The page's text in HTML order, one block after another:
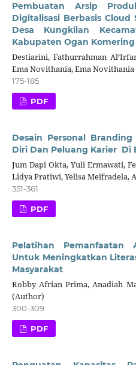
Pembuatan Arsip
Digitalisasi Berbasis Cloud
Desa Kungkilan
Kabupaten Ogan Komering
Destiarini, Fathurrahman
Ema Novithania, Ema
175-185
PDF
Desain Personal
Diri Dan Peluang Karier Di
Jum Dapi Okta, Yuli Ermawati,
Lidya Pratiwi, Yelisa Meifradela,
351-361
PDF
Pelatihan Pemanfaatan
Untuk Meningkatkan
Masyarakat
Robby Afrian Prima, Anadiah
(Author)
300-309
PDF